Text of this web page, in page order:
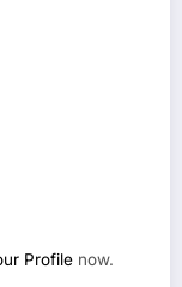
Profile now.